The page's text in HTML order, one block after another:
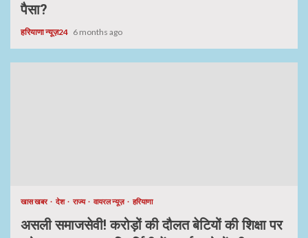
पैसा?
हरियाणा न्यूज़24 6 months ago
खास खबर देश राज्य वायरल न्यूज़ हरियाणा
असली समाजसेवी! करोड़ों की दौलत बेटियों की शिक्षा पर